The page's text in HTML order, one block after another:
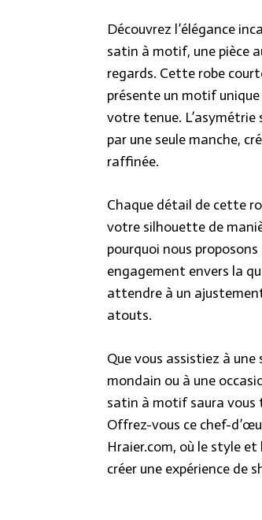
seule
manche.
quantity
Découvrez l’élégance
satin à motif, une pièce
regards. Cette robe
présente un motif
votre tenue. L’asymétrie
par une seule manche,
raffinée.
Chaque détail de cette
votre silhouette de
pourquoi nous
engagement envers la
attendre à un
atouts.
Que vous assistiez à
mondain ou à une
satin à motif saura vous
Offrez-vous ce chef-
Hraier.com, où le style
créer une expérience de